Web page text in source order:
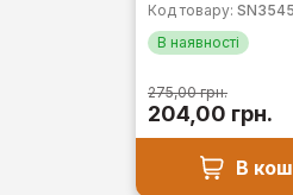
Код товару:
В наявності
275,00грн.
Оригінальна
ціна:
275,00 грн..
204,00 грн.
В